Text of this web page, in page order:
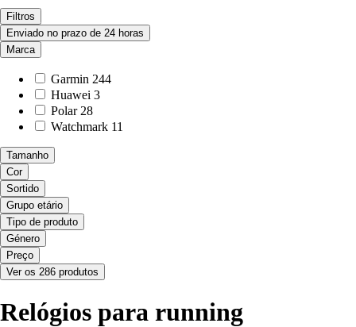
Filtros
Enviado no prazo de 24 horas
Marca
Garmin 244
Huawei 3
Polar 28
Watchmark 11
Tamanho
Cor
Sortido
Grupo etário
Tipo de produto
Género
Preço
Ver os 286 produtos
Relógios para running